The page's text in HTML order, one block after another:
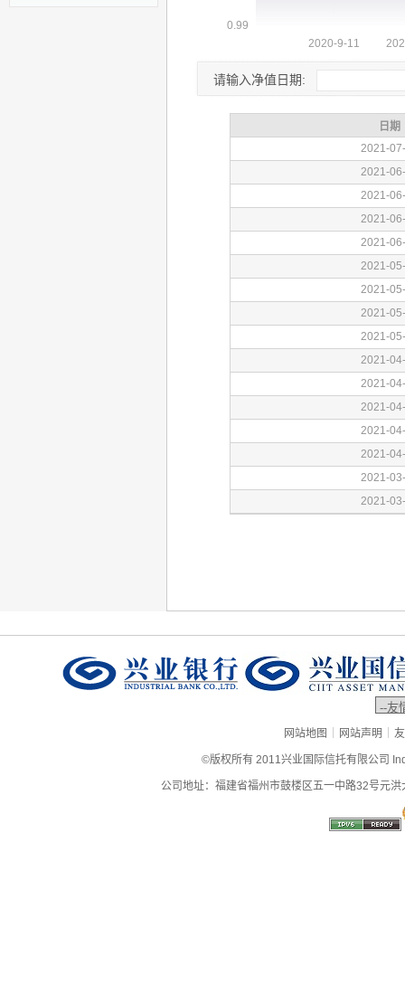
请输入净值日期:
网站地图 | 网站声明 |
©版权所有 2011兴业国际信托有限公司
公司地址：福建省福州市鼓楼区五一中路32号元